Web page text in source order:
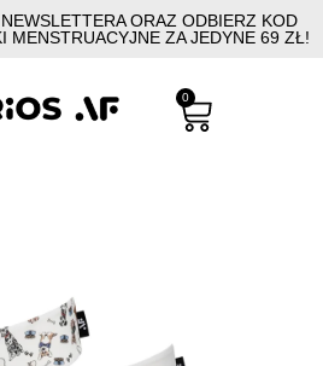
ORAZ ODBIERZ KOD
MENSTRUACYJNE ZA JEDYNE 69 ZŁ!
0